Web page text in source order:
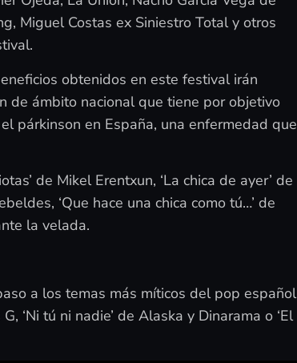
Miguel Costas ex Siniestro Total y otros
obtenidos en este festival irán
de ámbito nacional que tiene por objetivo
párkinson en España, una enfermedad que
de Mikel Erentxun, ‘La chica de ayer’ de
‘Que hace una chica como tú…’ de
la velada.
a los temas más míticos del pop español
‘Ni tú ni nadie’ de Alaska y Dinarama o ‘El